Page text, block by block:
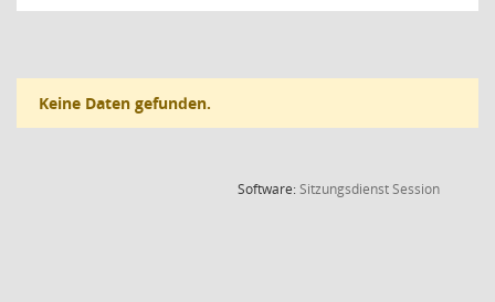
Keine Daten gefunden.
Software:SitzungsdienstSession(Wird in